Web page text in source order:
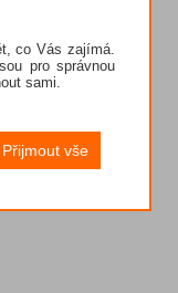
co Vás zajímá.
pro správnou
sami.
Přijmout vše